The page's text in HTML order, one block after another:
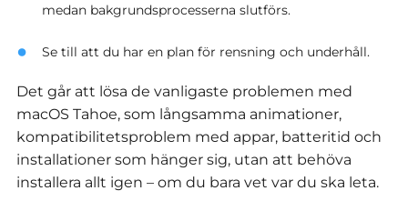
medan bakgrundsprocesserna slutförs.
Se till att du har en plan för rensning och underhåll.
Det går att lösa de vanligaste problemen med
macOS Tahoe, som långsamma animationer,
kompatibilitetsproblem med appar, batteritid och
installationer som hänger sig, utan att behöva
installera allt igen – om du bara vet var du ska leta.